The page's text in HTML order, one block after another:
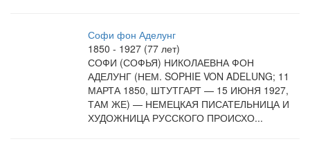
Софи фон Аделунг
1850 - 1927 (77 лет)
СОФИ (СОФЬЯ) НИКОЛАЕВНА ФОН
АДЕЛУНГ (НЕМ. SOPHIE VON ADELUNG; 11
МАРТА 1850, ШТУТГАРТ — 15 ИЮНЯ 1927,
ТАМ ЖЕ) — НЕМЕЦКАЯ ПИСАТЕЛЬНИЦА И
ХУДОЖНИЦА РУССКОГО ПРОИСХО...